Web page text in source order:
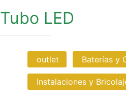
Tubo LED
outlet Baterías y
Instalaciones y